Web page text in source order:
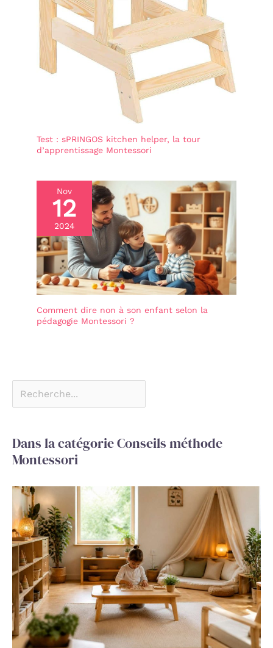
mois. Fabriqué en feutre
cousu, il ne libère ni
petites pièces ni traces
de colle. Avec ces jouets
éducatifs pour tout-
petits, ils s’amuseront
pendant des heures en
bebe et cadeaux enfants
Test : sPRINGOS kitchen helper, la tour
d’apprentissage Montessori
Nov
12
2024
Comment dire non à son enfant selon la
pédagogie Montessori ?
Dans la catégorie Conseils méthode
Montessori